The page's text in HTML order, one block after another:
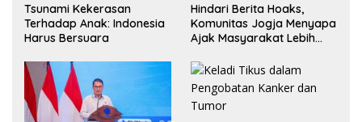
Tsunami Kekerasan
Terhadap Anak: Indonesia
Harus Bersuara
Hindari Berita Hoaks,
Komunitas Jogja Menyapa
Ajak Masyarakat Lebih